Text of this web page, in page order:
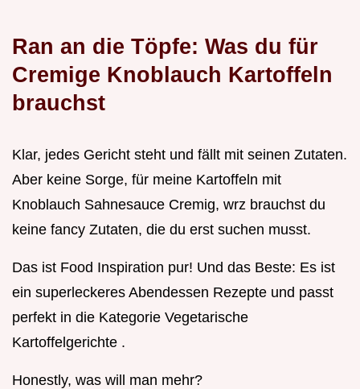
Ran an die Töpfe: Was du für
Cremige Knoblauch Kartoffeln
brauchst
Klar, jedes Gericht steht und fällt mit seinen Zutaten.
Aber keine Sorge, für meine Kartoffeln mit
Knoblauch Sahnesauce Cremig, wrz brauchst du
keine fancy Zutaten, die du erst suchen musst.
Das ist Food Inspiration pur! Und das Beste: Es ist
ein superleckeres Abendessen Rezepte und passt
perfekt in die Kategorie Vegetarische
Kartoffelgerichte .
Honestly, was will man mehr?